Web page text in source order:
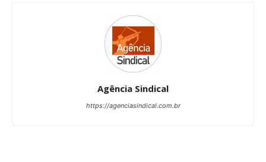
Agência Sindical
https://agenciasindical.com.br